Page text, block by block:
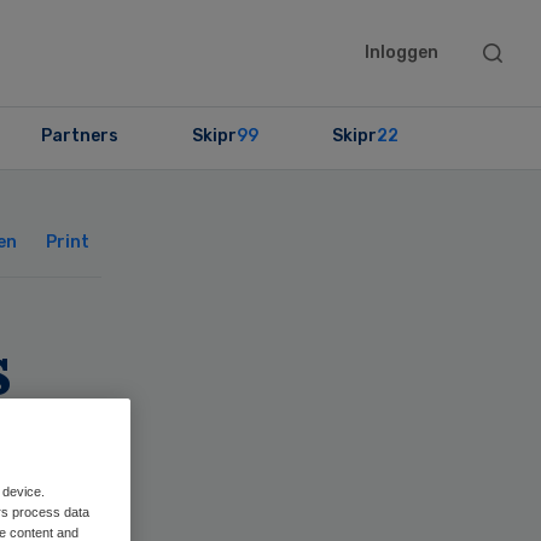
Inloggen
Search
Partners Skipr99 Skipr22
Print
process data
content and